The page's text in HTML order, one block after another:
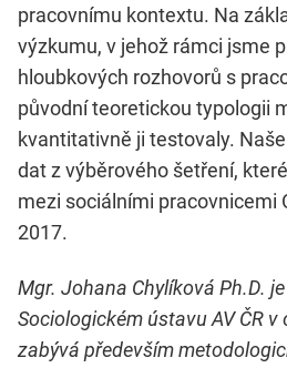
pracovnímu kontextu. Na
výzkumu, v jehož rámci jsme
hloubkových rozhovorů s
původní teoretickou typologii
kvantitativně ji testovaly.
dat z výběrového šetření,
mezi sociálními pracovnicemi
2017.
Mgr. Johana Chylíková Ph.D.
Sociologickém ústavu AV ČR v
zabývá především